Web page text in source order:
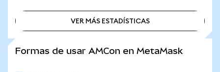
VER MÁS ESTADÍSTICAS
Formas de usar AMCon en MetaMask